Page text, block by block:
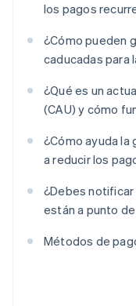
los pagos
¿Cómo pueden
caducadas para
¿Qué es un
(CAU) y cómo
¿Cómo ayuda
a reducir los
¿Debes
están a punto
Métodos de